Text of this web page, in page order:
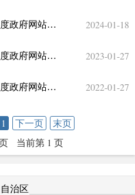
自治区药品监督管理局2023年度政府网站工作报表 2024-01-18
自治区药品监督管理局2022年度政府网站工作报表 2023-01-27
自治区药品监督管理局2021年度政府网站工作报表 2022-01-27
1 下一页
末页
当前第 1 页
自治区